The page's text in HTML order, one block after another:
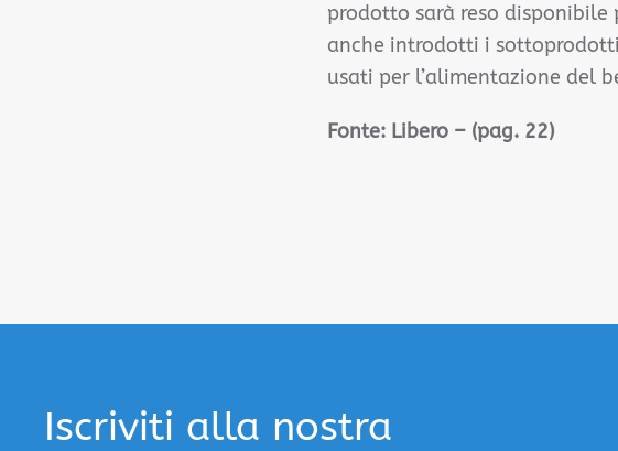
prodotto sarà reso disponibile
anche introdotti i
usati per l’alimentazione del
Fonte: Libero – (pag. 22)
Iscriviti alla nostra